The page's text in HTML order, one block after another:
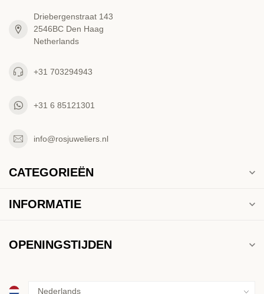
Driebergenstraat 143
2546BC Den Haag
Netherlands
+31 703294943
+31 6 85121301
info@rosjuweliers.nl
CATEGORIEËN
INFORMATIE
OPENINGSTIJDEN